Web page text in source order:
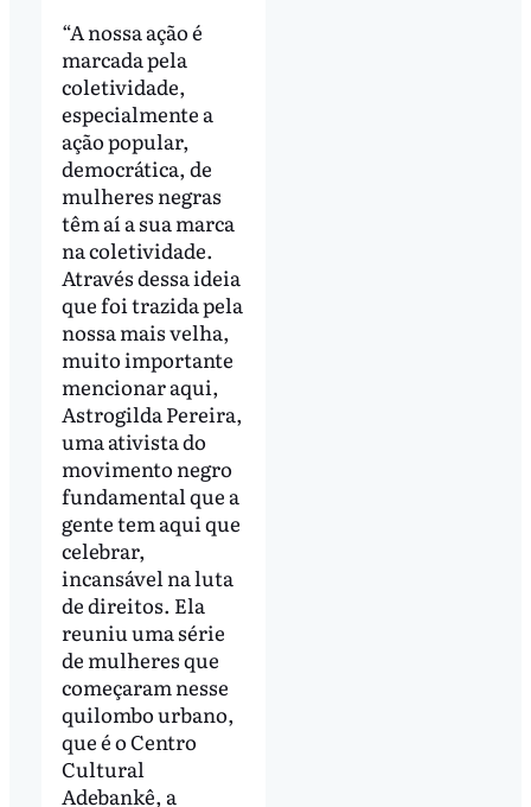
“A nossa ação é
marcada pela
coletividade,
especialmente a
ação popular,
democrática, de
mulheres negras
têm aí a sua marca
na coletividade.
Através dessa ideia
que foi trazida pela
nossa mais velha,
muito importante
mencionar aqui,
Astrogilda Pereira,
uma ativista do
movimento negro
fundamental que a
gente tem aqui que
celebrar,
incansável na luta
de direitos. Ela
reuniu uma série
de mulheres que
começaram nesse
quilombo urbano,
que é o Centro
Cultural
Adebankê, a